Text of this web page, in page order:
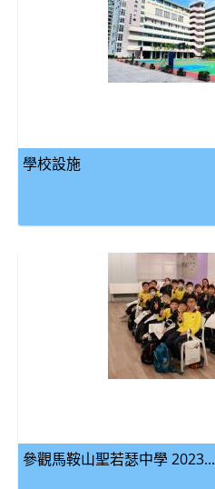
學校設施
參觀馬鞍山聖若瑟中學 2023...